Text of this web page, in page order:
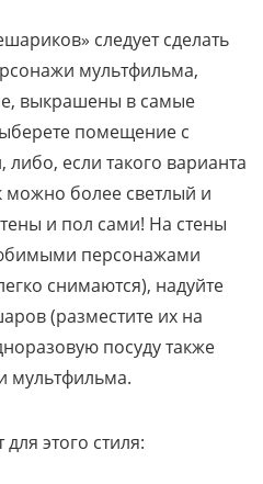
следует сделать
мультфильма,
выкрашены в самые
помещение с
если такого варианта
можно более светлый и
и пол сами! На стены
персонажами
снимаются), надуйте
(разместите их на
посуду также
мультфильма.
этого стиля: